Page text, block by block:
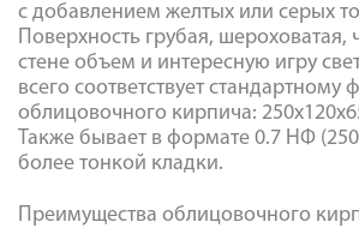
с добавлением желтых или серых
Поверхность грубая, шероховатая,
стене объем и интересную игру
всего соответствует стандартному
облицовочного кирпича:
Также бывает в формате 0.7 НФ
более тонкой кладки.
Преимущества облицовочного